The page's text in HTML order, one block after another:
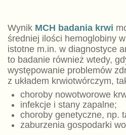
Wynik MCH badania krwi
średniej ilości hemoglobiny
istotne m.in. w diagnostyce
to badanie również wtedy,
występowanie problemów
z układem krwiotwórczym,
choroby nowotworowe
infekcje i stany zapalne;
choroby genetyczne, np.
zaburzenia gospodarki